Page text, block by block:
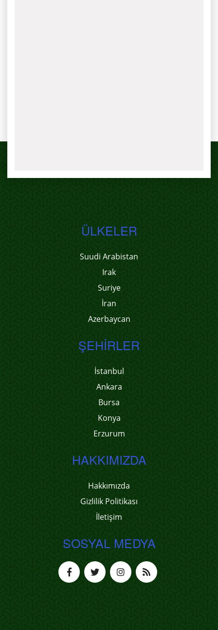
ÜLKELER
Suudi Arabistan
Irak
Suriye
İran
Azerbaycan
ŞEHIRLER
İstanbul
Ankara
Bursa
Konya
Erzurum
HAKKIMIZDA
Hakkımızda
Gizlilik Politikası
İletişim
SOSYAL MEDYA